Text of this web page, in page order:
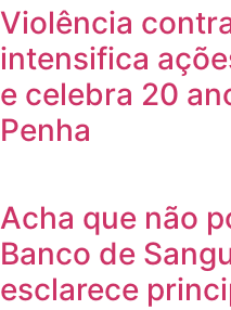
Violência
intensifica
e celebra 20
Penha
Acha que não
Banco de
esclarece